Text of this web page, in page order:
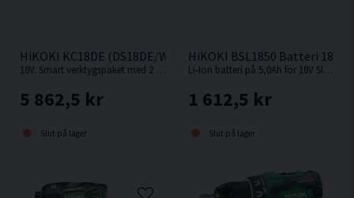
HiKOKI KC18DE (DS18DE/WR18DBDL2) Verktygspaket 18V
18V. Smart verktygspaket med 2 st kompakta och kraftfulla 18V batteriverktyg.
5 862,5 kr
Slut på lager
HiKOKI BSL1850 Batteri 18V
Li-Ion batteri på 5,0Ah för 18V Sladdlösa HiKOKI / Hitachi maskiner med Slide batterifäste.
1 612,5 kr
Slut på lager